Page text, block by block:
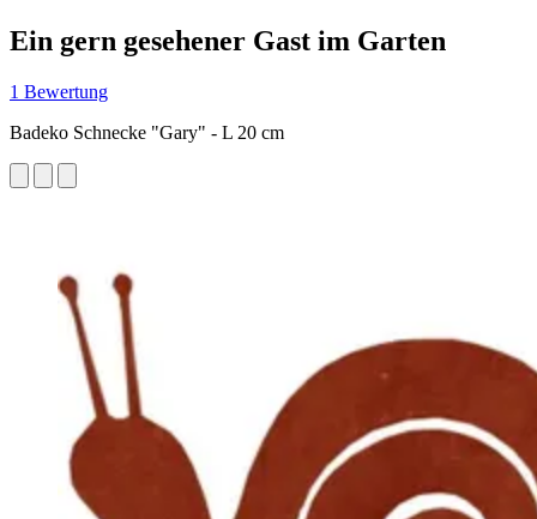
Ein gern gesehener Gast im Garten
1 Bewertung
Badeko Schnecke "Gary" - L 20 cm